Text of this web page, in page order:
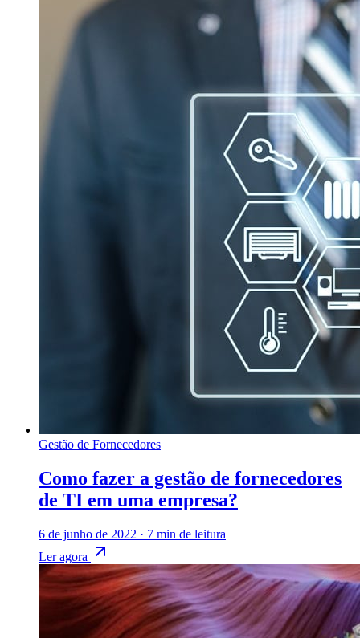
Gestão de Fornecedores
Como fazer a gestão de fornecedores
de TI em uma empresa?
6 de junho de 2022 · 7 min de leitura
Ler agora